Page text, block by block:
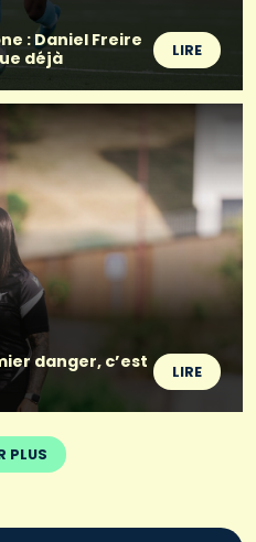
: Daniel Freire
déjà
LIRE
danger, c’est
LIRE
PLUS